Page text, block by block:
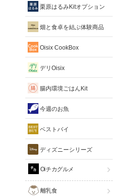
栗原はるみKitオプション
畑と食卓を結ぶ体験商品
Oisix CookBox
デリOisix
腸内環境ごはんKit
今週のお魚
ベストバイ
ディズニーシリーズ
Oiチカグルメ
離乳食